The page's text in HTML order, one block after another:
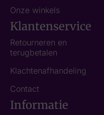
Onze winkels
Klantenservice
Retourneren en
terugbetalen
Klachtenafhandeling
Contact
Informatie